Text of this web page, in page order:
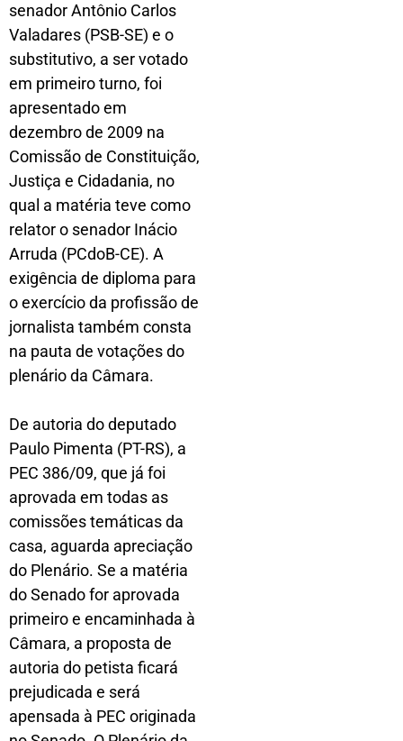
senador Antônio Carlos
Valadares (PSB-SE) e o
substitutivo, a ser votado
em primeiro turno, foi
apresentado em
dezembro de 2009 na
Comissão de Constituição,
Justiça e Cidadania, no
qual a matéria teve como
relator o senador Inácio
Arruda (PCdoB-CE). A
exigência de diploma para
o exercício da profissão de
jornalista também consta
na pauta de votações do
plenário da Câmara.
De autoria do deputado
Paulo Pimenta (PT-RS), a
PEC 386/09, que já foi
aprovada em todas as
comissões temáticas da
casa, aguarda apreciação
do Plenário. Se a matéria
do Senado for aprovada
primeiro e encaminhada à
Câmara, a proposta de
autoria do petista ficará
prejudicada e será
apensada à PEC originada